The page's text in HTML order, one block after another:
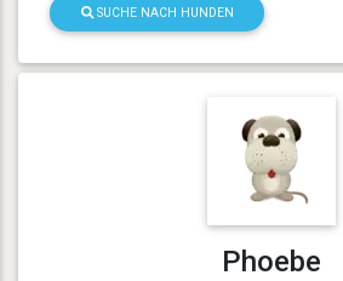
SUCHE NACH HUNDEN
Phoebe